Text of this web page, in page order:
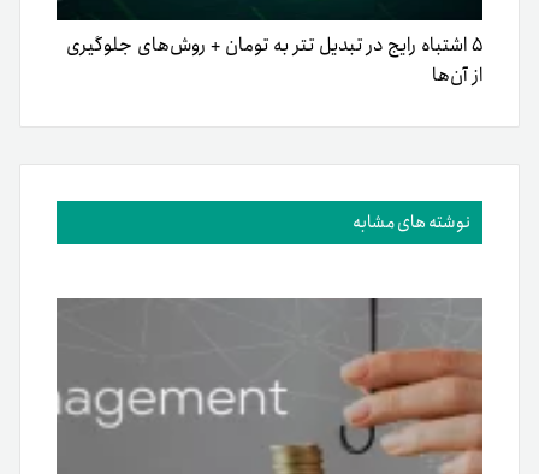
۵ اشتباه رایج در تبدیل تتر به تومان + روش‌های جلوگیری
از آن‌ها
نوشته های مشابه